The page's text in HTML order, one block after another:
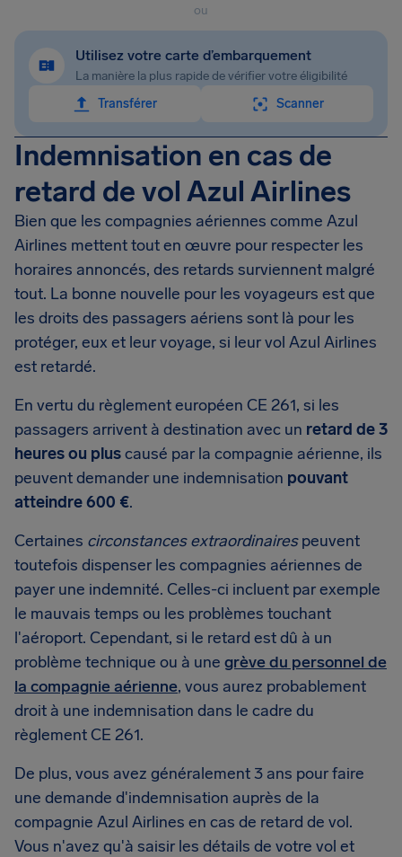
ou
Utilisez votre carte d’embarquement
La manière la plus rapide de vérifier votre éligibilité
Transférer
Scanner
Indemnisation en cas de
retard de vol Azul Airlines
Bien que les compagnies aériennes comme Azul
Airlines mettent tout en œuvre pour respecter les
horaires annoncés, des retards surviennent malgré
tout. La bonne nouvelle pour les voyageurs est que
les droits des passagers aériens sont là pour les
protéger, eux et leur voyage, si leur vol Azul Airlines
est retardé.
En vertu du règlement européen CE 261, si les
passagers arrivent à destination avec un retard de 3
heures ou pluscausé par la compagnie aérienne, ils
peuvent demander une indemnisation pouvant
atteindre 600 €.
Certaines circonstances extraordinairespeuvent
toutefois dispenser les compagnies aériennes de
payer une indemnité. Celles-ci incluent par exemple
le mauvais temps ou les problèmes touchant
l'aéroport. Cependant, si le retard est dû à un
problème technique ou à une grève du personnel de
la compagnie aérienne, vous aurez probablement
droit à une indemnisation dans le cadre du
règlement CE 261.
De plus, vous avez généralement 3 ans pour faire
une demande d'indemnisation auprès de la
compagnie Azul Airlines en cas de retard de vol.
Vous n'avez qu'à saisir les détails de votre vol et